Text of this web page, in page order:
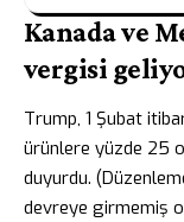
Kanada ve
vergisi
Trump, 1 Şubat
ürünlere yüzde 25
duyurdu.
devreye girmemiş